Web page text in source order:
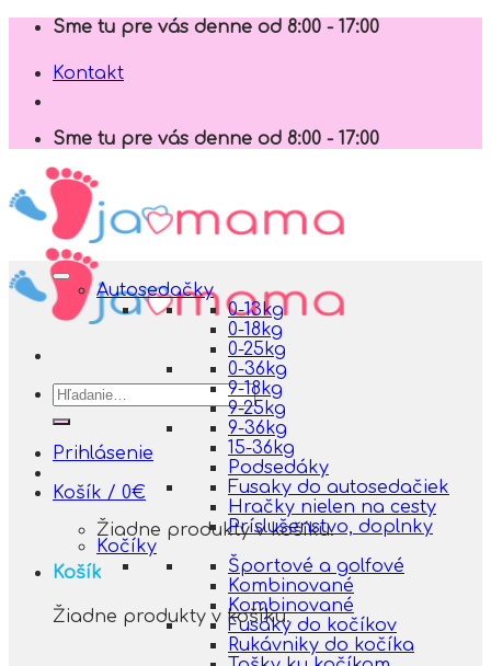
Skip
content
Sme tu pre vás denne od 8:00 - 17:00
Kontakt
Sme tu pre vás denne od 8:00 - 17:00
Hľadať:
Prihlásenie
Košík / 0€
Žiadne produkty v košíku.
Košík
Žiadne produkty v košíku.
Autosedačky
0-13kg
0-18kg
0-25kg
0-36kg
9-18kg
9-25kg
9-36kg
15-36kg
Podsedáky
Fusaky do autosedačiek
Hračky nielen na cesty
Príslušenstvo, doplnky
Kočíky
Športové a golfové
Kombinované
Kombinované
Fusáky do kočíkov
Rukávniky do kočíka